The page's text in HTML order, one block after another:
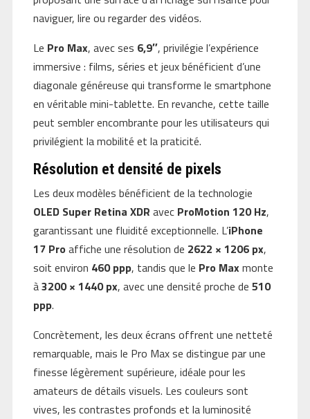
naviguer, lire ou regarder des vidéos.
Le Pro Max, avec ses 6,9″, privilégie l’expérience
immersive : films, séries et jeux bénéficient d’une
diagonale généreuse qui transforme le smartphone
en véritable mini-tablette. En revanche, cette taille
peut sembler encombrante pour les utilisateurs qui
privilégient la mobilité et la praticité.
Résolution et densité de pixels
Les deux modèles bénéficient de la technologie
OLED Super Retina XDR avec ProMotion 120 Hz,
garantissant une fluidité exceptionnelle. L’iPhone
17 Pro affiche une résolution de 2622 × 1206 px,
soit environ 460 ppp, tandis que le Pro Maxmonte
à3200 × 1440 px, avec une densité proche de 510
ppp.
Concrètement, les deux écrans offrent une netteté
remarquable, mais le Pro Max se distingue par une
finesse légèrement supérieure, idéale pour les
amateurs de détails visuels. Les couleurs sont
vives, les contrastes profonds et la luminosité